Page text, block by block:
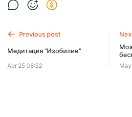
Previous post
Медитация "Изобилие"
Apr 25 08:52